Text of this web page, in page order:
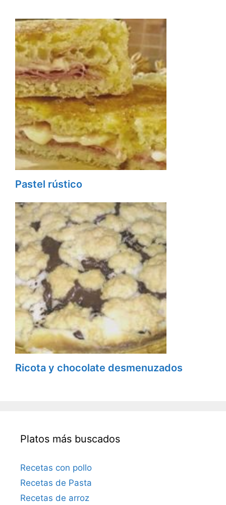
Pastel rústico
Ricota y chocolate desmenuzados
Platos más buscados
Recetas con pollo
Recetas de Pasta
Recetas de arroz